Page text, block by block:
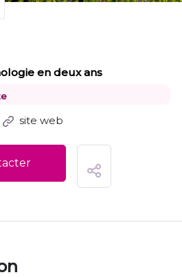
en deux ans
site web